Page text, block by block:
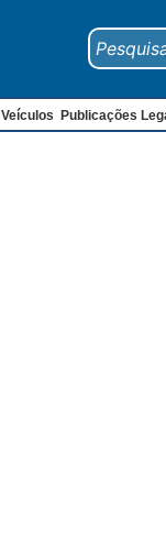
Veículos Publicações